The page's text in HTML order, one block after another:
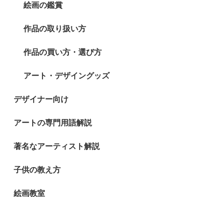
絵画の鑑賞
作品の取り扱い方
作品の買い方・選び方
アート・デザイングッズ
デザイナー向け
アートの専門用語解説
著名なアーティスト解説
子供の教え方
絵画教室